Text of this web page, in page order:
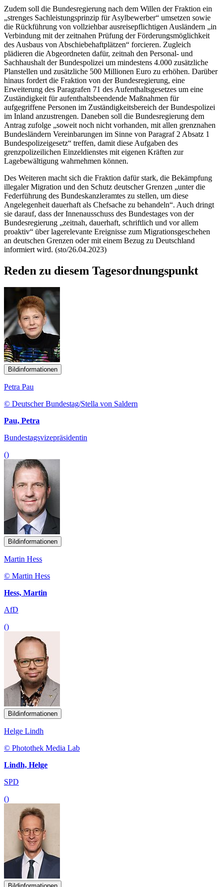
Zudem soll die Bundesregierung nach dem Willen der Fraktion ein
„strenges Sachleistungsprinzip für Asylbewerber“ umsetzen sowie
die Rückführung von vollziehbar ausreisepflichtigen Ausländern „in
Verbindung mit der zeitnahen Prüfung der Förderungsmöglichkeit
des Ausbaus von Abschiebehaftplätzen“ forcieren. Zugleich
plädieren die Abgeordneten dafür, zeitnah den Personal- und
Sachhaushalt der Bundespolizei um mindestens 4.000 zusätzliche
Planstellen und zusätzliche 500 Millionen Euro zu erhöhen. Darüber
hinaus fordert die Fraktion von der Bundesregierung, eine
Erweiterung des Paragrafen 71 des Aufenthaltsgesetzes um eine
Zuständigkeit für aufenthaltsbeendende Maßnahmen für
aufgegriffene Personen im Zuständigkeitsbereich der Bundespolizei
im Inland anzustrengen. Daneben soll die Bundesregierung dem
Antrag zufolge „soweit noch nicht vorhanden, mit allen grenznahen
Bundesländern Vereinbarungen im Sinne von Paragraf 2 Absatz 1
Bundespolizeigesetz“ treffen, damit diese Aufgaben des
grenzpolizeilichen Einzeldienstes mit eigenen Kräften zur
Lagebewältigung wahrnehmen können.
Des Weiteren macht sich die Fraktion dafür stark, die Bekämpfung
illegaler Migration und den Schutz deutscher Grenzen „unter die
Federführung des Bundeskanzleramtes zu stellen, um diese
Angelegenheit dauerhaft als Chefsache zu behandeln“. Auch dringt
sie darauf, dass der Innenausschuss des Bundestages von der
Bundesregierung „zeitnah, dauerhaft, schriftlich und vor allem
proaktiv“ über lagerelevante Ereignisse zum Migrationsgeschehen
an deutschen Grenzen oder mit einem Bezug zu Deutschland
informiert wird. (sto/26.04.2023)
Reden zu diesem Tagesordnungspunkt
Bildinformationen
Petra Pau
© Deutscher Bundestag/Stella von Saldern
Pau, Petra
Bundestagsvizepräsidentin
()
Bildinformationen
Martin Hess
© Martin Hess
Hess, Martin
AfD
()
Bildinformationen
Helge Lindh
© Photothek Media Lab
Lindh, Helge
SPD
()